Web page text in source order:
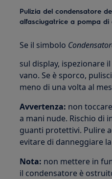
Pulizia del condensatore
all'asciugatrice a pompa di
Se il simbolo
sul display, ispezionare
vano. Se è sporco,
meno di una volta al
Avvertenza: non
a mani nude. Rischio di
guanti protettivi. Pulire
evitare di danneggiare
Nota: non mettere in
il condensatore è